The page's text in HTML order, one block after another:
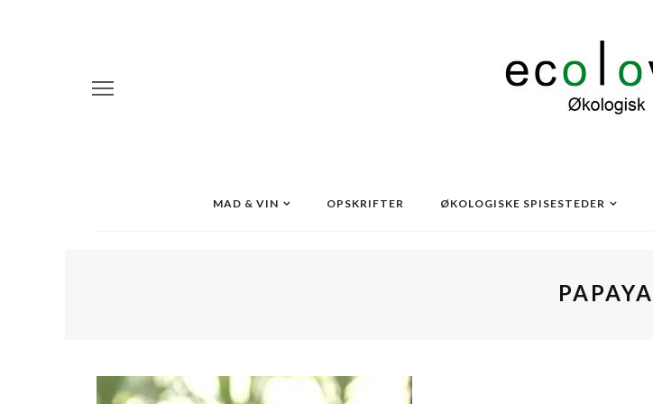
MAD & VIN OPSKRIFTER ØKOLOGISKE SPISESTEDER
PAPAYA